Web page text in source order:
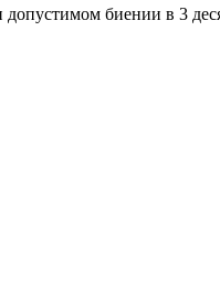
биении в 3